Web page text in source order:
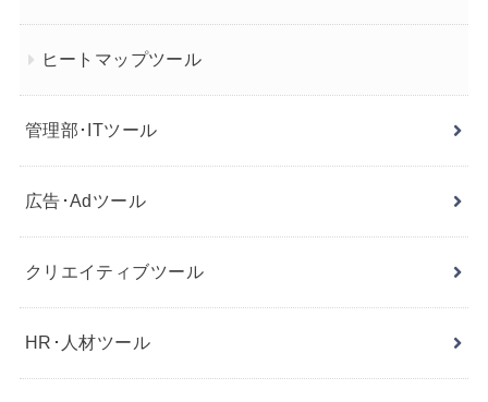
ヒートマップツール
管理部･ITツール
広告･Adツール
クリエイティブツール
HR･人材ツール